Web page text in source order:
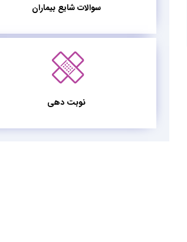
سوالات شایع بیماران
نوبت دهی